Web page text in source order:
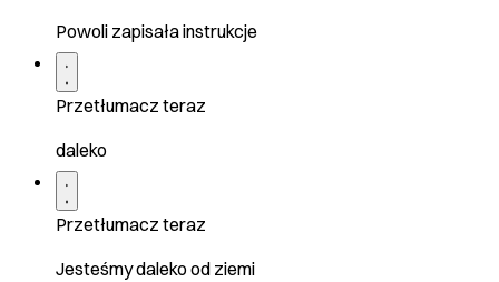
Powoli zapisała instrukcje
Przetłumacz teraz
daleko
Przetłumacz teraz
Jesteśmy daleko od ziemi